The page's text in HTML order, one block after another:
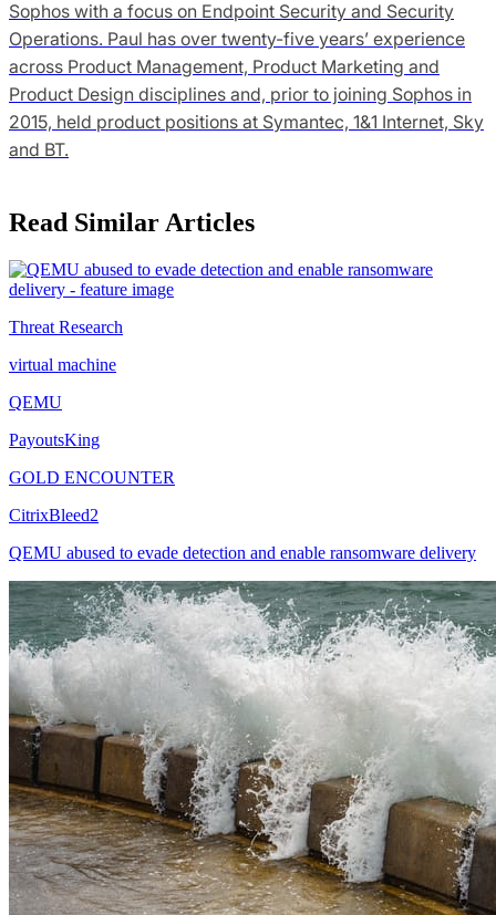
Sophos with a focus on Endpoint Security and Security
Operations. Paul has over twenty-five years’ experience
across Product Management, Product Marketing and
Product Design disciplines and, prior to joining Sophos in
2015, held product positions at Symantec, 1&1 Internet, Sky
and BT.
Read Similar Articles
Threat Research
virtual machine
QEMU
PayoutsKing
GOLD ENCOUNTER
CitrixBleed2
QEMU abused to evade detection and enable ransomware delivery